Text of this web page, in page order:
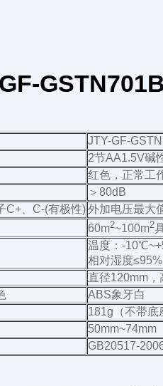
JTY-GF-
2节AA1.5V碱
红色，正常工
＞80dB
C+、C-(有极性)外加电压最大
60m2~100m2
温度：-
相对湿度
直径120mm
ABS象牙白
181g（不带底
50mm~74mm
GB20517-